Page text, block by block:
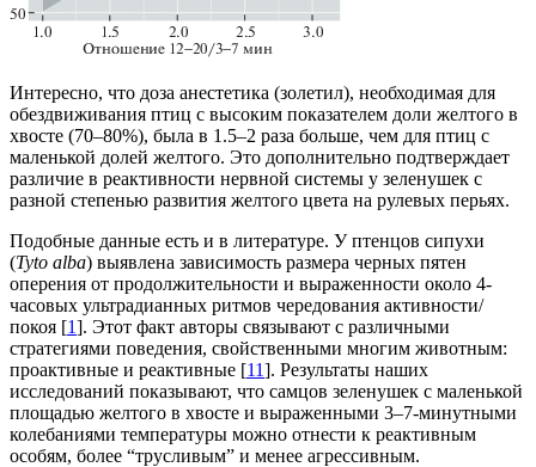
Интересно, что доза анестетика (золетил), необходимая для
обездвиживания птиц с высоким показателем доли желтого в
хвосте (70–80%), была в 1.5–2 раза больше, чем для птиц с
маленькой долей желтого. Это дополнительно подтверждает
различие в реактивности нервной системы у зеленушек с
разной степенью развития желтого цвета на рулевых перьях.
Подобные данные есть и в литературе. У птенцов сипухи
(Tyto alba) выявлена зависимость размера черных пятен
оперения от продолжительности и выраженности около 4-
часовых ультрадианных ритмов чередования активности/
покоя [1]. Этот факт авторы связывают с различными
стратегиями поведения, свойственными многим животным:
проактивные и реактивные [11]. Результаты наших
исследований показывают, что самцов зеленушек с маленькой
площадью желтого в хвосте и выраженными 3–7-минутными
колебаниями температуры можно отнести к реактивным
особям, более “трусливым” и менее агрессивным.